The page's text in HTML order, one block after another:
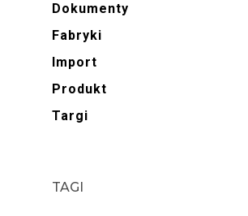
Dokumenty
Fabryki
Import
Produkt
Targi
TAGI